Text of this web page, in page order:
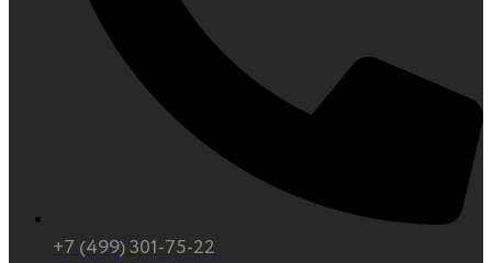
+7 (499) 301-75-22